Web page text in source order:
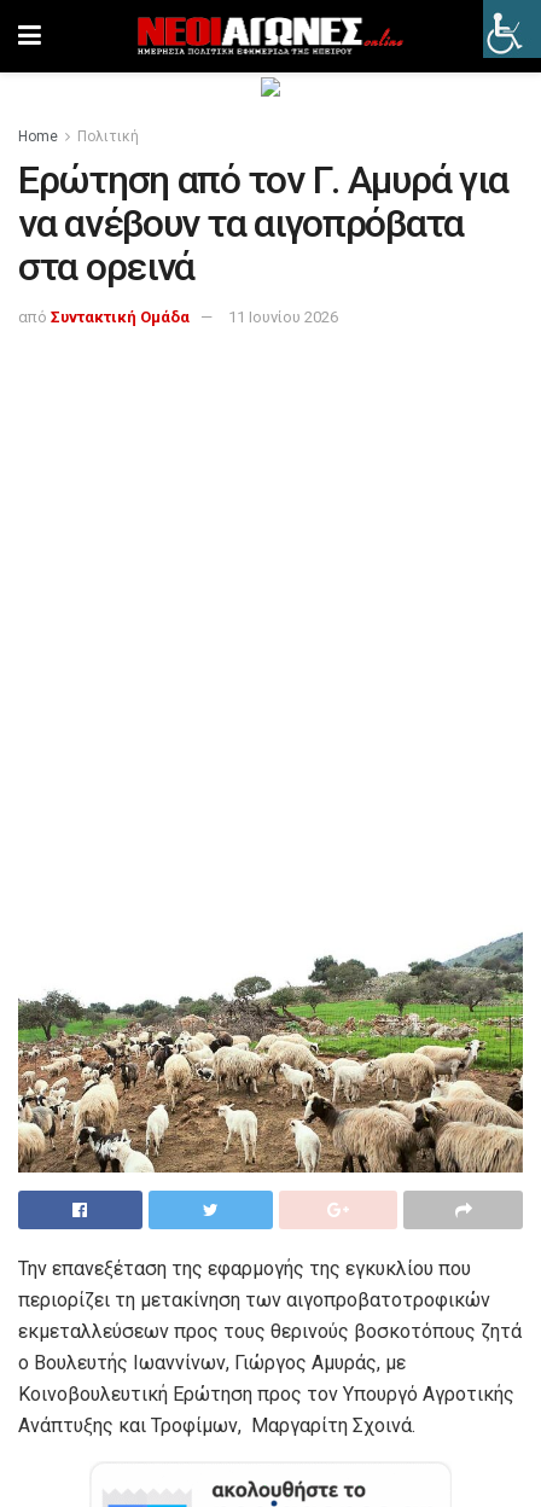
Home Πολιτική
Ερώτηση από τον Γ. Αμυρά για
να ανέβουν τα αιγοπρόβατα
στα ορεινά
από Συντακτική Ομάδα 11 Ιουνίου 2026
Την επανεξέταση της εφαρμογής της εγκυκλίου που
περιορίζει τη μετακίνηση των αιγοπροβατοτροφικών
εκμεταλλεύσεων προς τους θερινούς βοσκοτόπους ζητά
ο Βουλευτής Ιωαννίνων, Γιώργος Αμυράς, με
Κοινοβουλευτική Ερώτηση προς τον Υπουργό Αγροτικής
Ανάπτυξης και Τροφίμων, Μαργαρίτη Σχοινά.